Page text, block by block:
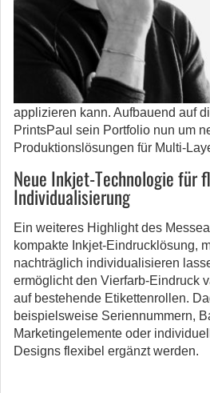
applizieren kann. Aufbauend auf
PrintsPaul sein Portfolio nun um
Produktionslösungen für Multi-
Neue Inkjet-Technologie für
Individualisierung
Ein weiteres Highlight des
kompakte Inkjet-Eindrucklösung,
nachträglich individualisieren
ermöglicht den Vierfarb-Eindruck
auf bestehende Etikettenrollen.
beispielsweise Seriennummern,
Marketingelemente oder
Designs flexibel ergänzt werden.